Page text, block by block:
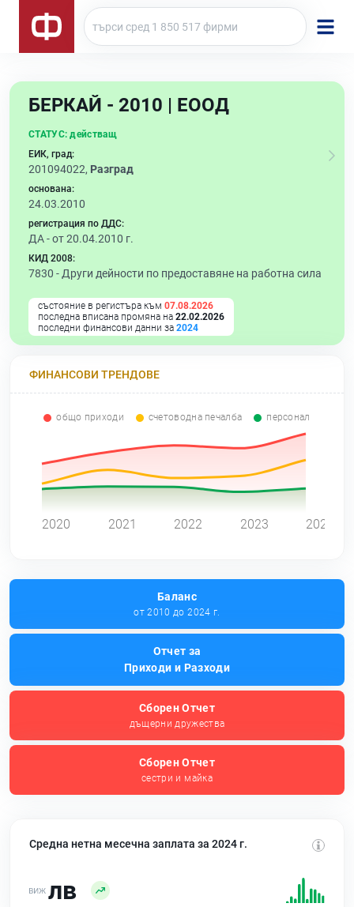
БЕРКАЙ - 2010 | ЕООД
СТАТУС: действащ
ЕИК, град:
201094022, Разград
основана:
24.03.2010
регистрация по ДДС:
ДА - от 20.04.2010 г.
КИД 2008:
7830 - Други дейности по предоставяне на работна сила
състояние в регистъра към 07.08.2026
последна вписана промяна на 22.02.2026
последни финансови данни за 2024
ФИНАНСОВИ ТРЕНДОВЕ
общо приходи счетоводна печалба персонал
2020 2021 2022 2023 2024
Баланс
от 2010 до 2024 г.
Отчет за
Приходи и Разходи
Сборен Отчет
дъщерни дружества
Сборен Отчет
сестри и майка
Средна нетна месечна заплата за 2024 г.
лв